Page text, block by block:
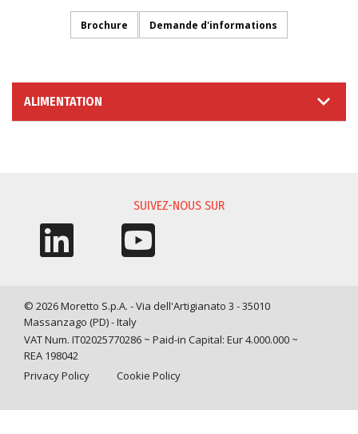
Brochure Demande d'informations
ALIMENTATION
SUIVEZ-NOUS SUR
© 2026 Moretto S.p.A. - Via dell'Artigianato 3 - 35010
Massanzago (PD) - Italy
VAT Num. IT02025770286 ~ Paid-in Capital: Eur 4.000.000 ~
REA 198042
Privacy Policy
Cookie Policy